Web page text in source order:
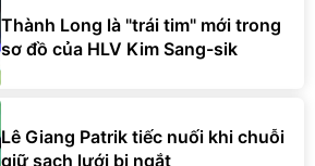
Thành Long là "trái tim" mới trong
sơ đồ của HLV Kim Sang-sik
Lê Giang Patrik tiếc nuối khi chuỗi
giữ sạch lưới bị ngắt